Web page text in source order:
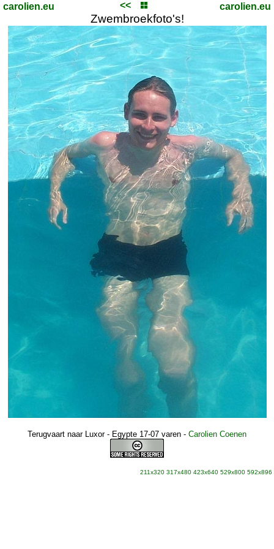
carolien.eu << carolien.eu
Zwembroekfoto's!
Terugvaart naar Luxor - Egypte 17-07 varen - Carolien Coenen
211x320 317x480 423x640 529x800 592x896